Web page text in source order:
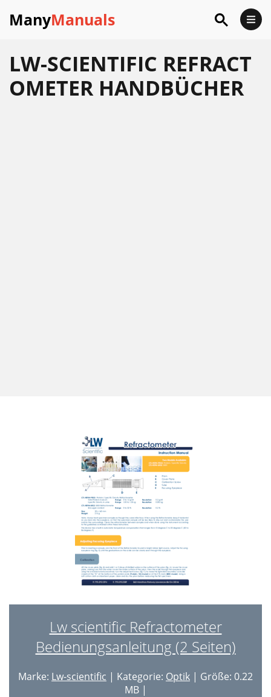
ManyManuals
LW-SCIENTIFIC REFRACT
OMETER HANDBÜCHER
Lw scientific Refractometer
Bedienungsanleitung (2 Seiten)
Marke: Lw-scientific | Kategorie: Optik | Größe: 0.22
MB |